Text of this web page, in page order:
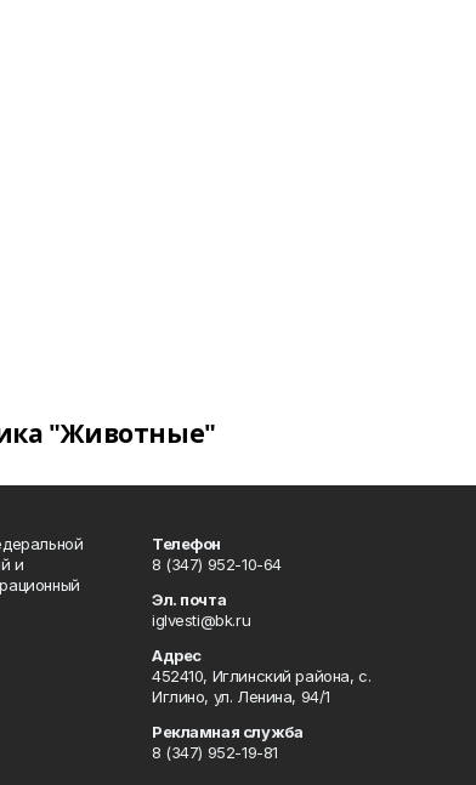
"Животные"
и
Телефон
8 (347) 952-10-64
Эл. почта
iglvesti@bk.ru
Адрес
452410, Иглинский района, с.
Иглино, ул. Ленина, 94/1
Рекламная служба
8 (347) 952-19-81